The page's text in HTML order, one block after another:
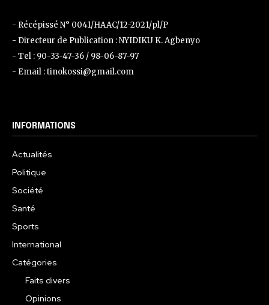
- Récépissé N° 0041/HAAC/12-2021/pl/P
- Directeur de Publication : NYIDIKU K. Agbenyo
- Tel : 90-33-47-36 / 98-06-87-97
- Email : tinokossi@gmail.com
INFORMATIONS
Actualités
Politique
Société
Santé
Sports
International
Catégories
Faits divers
Opinions